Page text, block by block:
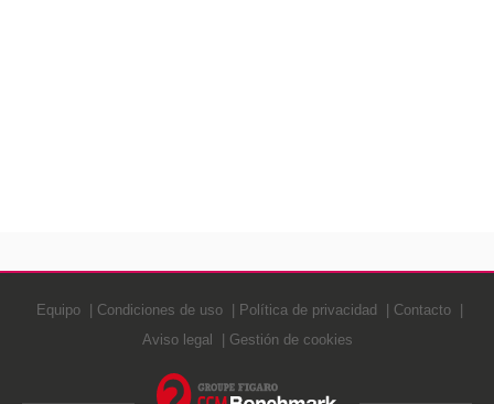
Equipo Condiciones de uso Política de privacidad
Contacto
Aviso legal
Gestión de cookies